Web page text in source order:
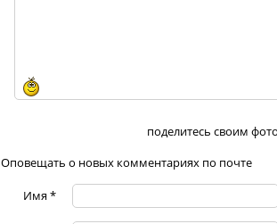
поделитесь своим
Оповещать о новых комментариях по почте
Имя*